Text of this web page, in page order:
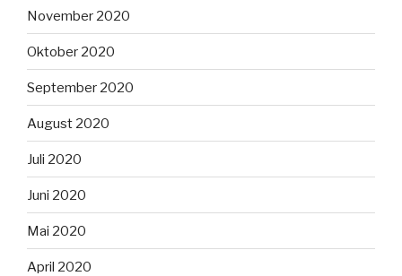
November 2020
Oktober 2020
September 2020
August 2020
Juli 2020
Juni 2020
Mai 2020
April 2020